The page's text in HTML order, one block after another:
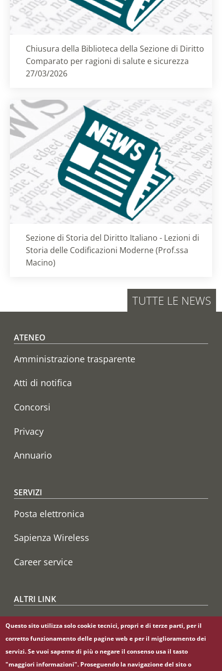
Titolo card:
Chiusura della Biblioteca della Sezione di Diritto
Comparato per ragioni di salute e sicurezza
27/03/2026
Titolo card:
Sezione di Storia del Diritto Italiano - Lezioni di
Storia delle Codificazioni Moderne (Prof.ssa
Macino)
TUTTE LE NEWS
Footer menu
ATENEO
Amministrazione trasparente
Atti di notifica
Concorsi
Privacy
Annuario
SERVIZI
Posta elettronica
Sapienza Wireless
Career service
ALTRI LINK
CIAO
Sapienza Store
Questo sito utilizza solo cookie tecnici, propri e di terze parti, per il
corretto funzionamento delle pagine web e per il miglioramento dei
servizi. Se vuoi saperne di più o negare il consenso usa il tasto
"maggiori informazioni". Proseguendo la navigazione del sito o